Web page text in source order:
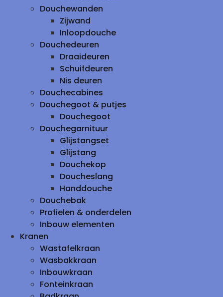
Douchewanden
Zijwand
Inloopdouche
Douchedeuren
Draaideuren
Schuifdeuren
Nis deuren
Douchecabines
Douchegoot & putjes
Douchegoot
Douchegarnituur
Glijstangset
Glijstang
Douchekop
Doucheslang
Handdouche
Douchebak
Profielen & onderdelen
Inbouw elementen
Kranen
Wastafelkraan
Wasbakkraan
Inbouwkraan
Fonteinkraan